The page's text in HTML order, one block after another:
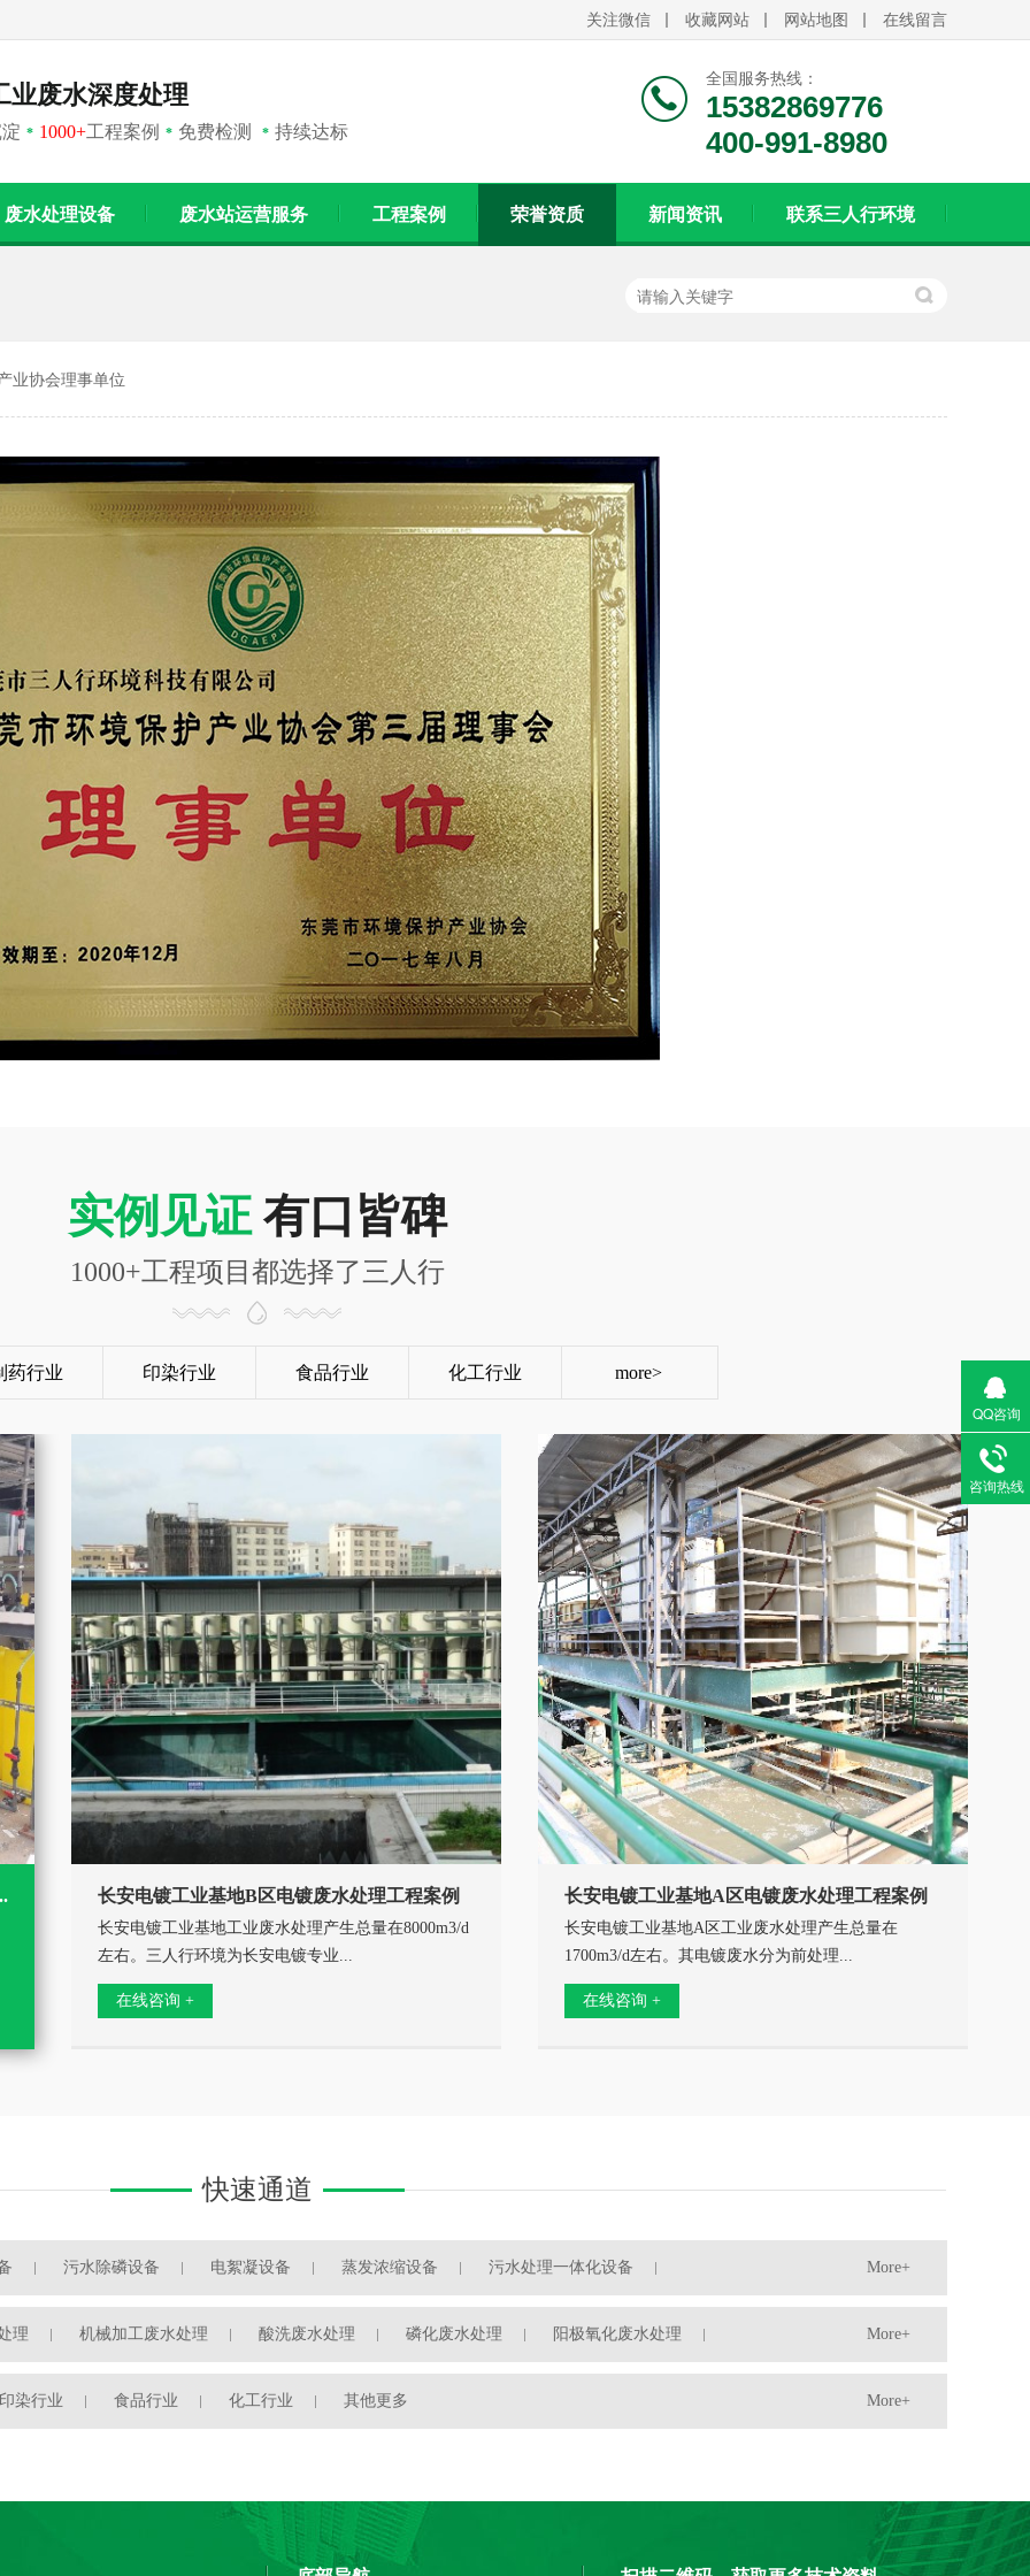
关注微信 收藏网站 网站地图 在线留言
业废水深度处理
* 1000+工程案例 * 免费检测 * 持续达标
全国服务热线：
15382869776
400-991-8980
废水处理设备 废水站运营服务 工程案例 荣誉资质 新闻资讯 联系三人行环境
业协会理事单位
实例见证有口皆碑
1000+工程项目都选择了三人行
药行业 印染行业 食品行业 化工行业 more>
长安电镀工业基地B区电镀废水处理工程案例
长安电镀工业基地工业废水处理产生总量在8000m3/d
左右。三人行环境为长安电镀专业...
在线咨询 +
长安电镀工业基地A区电镀废水处理工程案例
长安电镀工业基地A区工业废水处理产生总量在
1700m3/d左右。其电镀废水分为前处理...
在线咨询 +
快速通道
污水除磷设备 电絮凝设备 蒸发浓缩设备 污水处理一体化设备 More+
理 机械加工废水处理 酸洗废水处理 磷化废水处理 阳极氧化废水处理 More+
印染行业 食品行业 化工行业 其他更多 More+
QQ咨询
咨询热线